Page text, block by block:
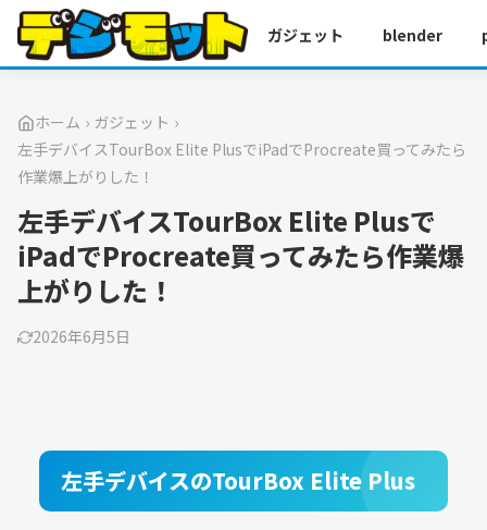
ガジェット blender
ホーム › ガジェット ›
左手デバイスTourBox Elite PlusでiPadでProcreate買ってみたら
作業爆上がりした！
左手デバイスTourBox Elite Plusで
iPadでProcreate買ってみたら作業爆
上がりした！
2026年6月5日
左手デバイスのTourBox Elite Plus